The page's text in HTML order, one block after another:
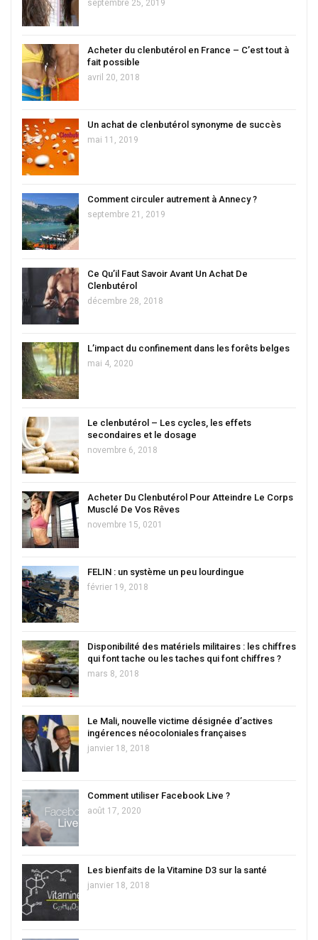
septembre 25, 2019
Acheter du clenbutérol en France – C’est tout à
fait possible
avril 20, 2018
Un achat de clenbutérol synonyme de succès
mai 11, 2019
Comment circuler autrement à Annecy ?
septembre 21, 2019
Ce Qu’il Faut Savoir Avant Un Achat De
Clenbutérol
décembre 28, 2018
L’impact du confinement dans les forêts belges
mai 4, 2020
Le clenbutérol – Les cycles, les effets
secondaires et le dosage
novembre 6, 2018
Acheter Du Clenbutérol Pour Atteindre Le Corps
Musclé De Vos Rêves
novembre 15, 0201
FELIN : un système un peu lourdingue
février 19, 2018
Disponibilité des matériels militaires : les chiffres
qui font tache ou les taches qui font chiffres ?
mars 8, 2018
Le Mali, nouvelle victime désignée d’actives
ingérences néocoloniales françaises
janvier 18, 2018
Comment utiliser Facebook Live ?
août 17, 2020
Les bienfaits de la Vitamine D3 sur la santé
janvier 18, 2018